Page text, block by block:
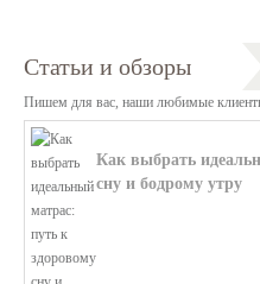
Статьи и обзоры
Пишем для вас, наши любимые
Как выбрать
сну и бодрому утру